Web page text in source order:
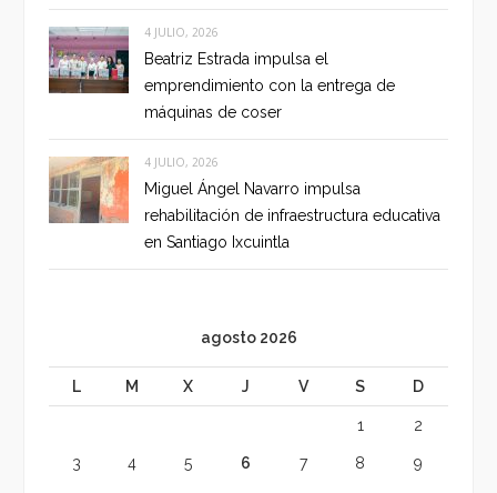
4 JULIO, 2026
Beatriz Estrada impulsa el
emprendimiento con la entrega de
máquinas de coser
4 JULIO, 2026
Miguel Ángel Navarro impulsa
rehabilitación de infraestructura educativa
en Santiago Ixcuintla
agosto 2026
L M X J V S D
1 2
3 4 5 6 7 8 9